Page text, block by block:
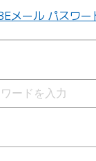
メール パスワー